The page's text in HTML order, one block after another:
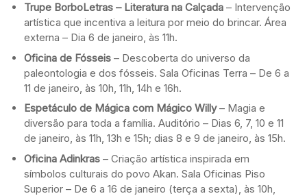
Trupe BorboLetras – Literatura na Calçada – Intervenção
artística que incentiva a leitura por meio do brincar. Área
externa – Dia 6 de janeiro, às 11h.
Oficina de Fósseis – Descoberta do universo da
paleontologia e dos fósseis. Sala Oficinas Terra – De 6 a
11 de janeiro, às 10h, 11h, 14h e 16h.
Espetáculo de Mágica com Mágico Willy– Magia e
diversão para toda a família. Auditório – Dias 6, 7, 10 e 11
de janeiro, às 11h, 13h e 15h; dias 8 e 9 de janeiro, às 15h.
Oficina Adinkras – Criação artística inspirada em
símbolos culturais do povo Akan. Sala Oficinas Piso
Superior – De 6 a 16 de janeiro (terça a sexta), às 10h,